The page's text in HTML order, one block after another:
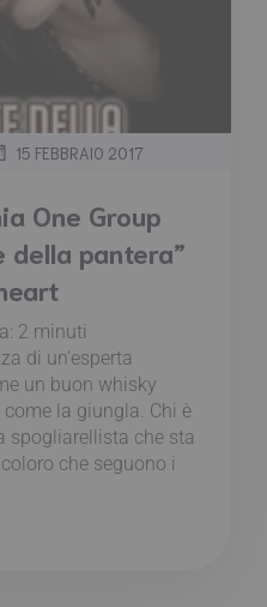
15 FEBBRAIO 2017
One Group
della pantera”
2 minuti
di un'esperta
un buon whisky
la giungla. Chi è
spogliarellista che sta
che seguono i